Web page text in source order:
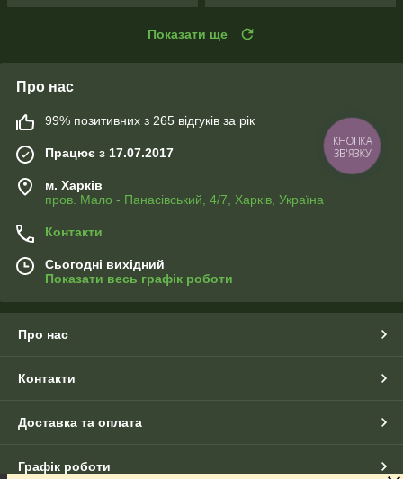
Показати ще
Про нас
99% позитивних з 265 відгуків за рік
Працює з 17.07.2017
м. Харків
пров. Мало - Панасівський, 4/7, Харків, Україна
Контакти
Сьогодні вихідний
Показати весь графік роботи
Про нас
Контакти
Доставка та оплата
Графік роботи
КНОПКА
ЗВ'ЯЗКУ